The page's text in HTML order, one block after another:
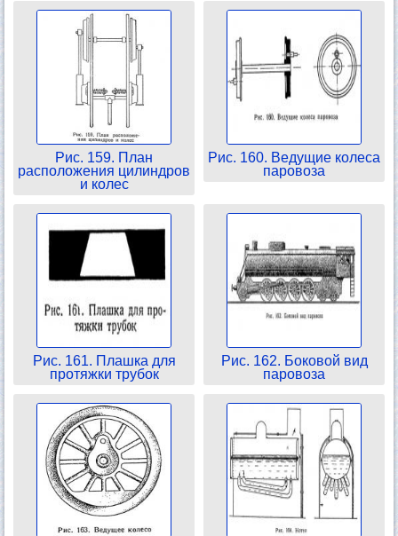
Рис. 159. План
расположения цилиндров
и колес
Рис. 160. Ведущие колеса
паровоза
Рис. 161. Плашка для
протяжки трубок
Рис. 162. Боковой вид
паровоза